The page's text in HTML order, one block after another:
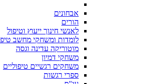
אבחונים
הורים
לאנשי חינוך ייעוץ וטיפול
לומדות ומשחקי מחשב
מוטוריקה עדינה וגסה
משחקי דמיון
משחקים רגשיים טיפוליים
ספרי רגשות